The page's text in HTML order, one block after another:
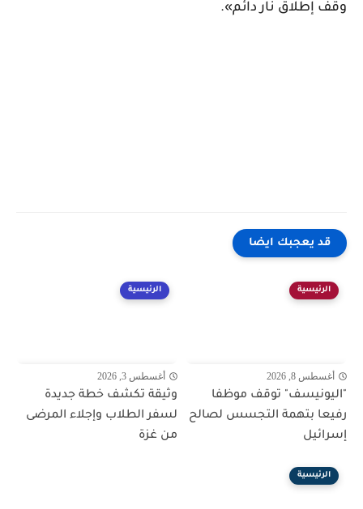
وقف إطلاق نار دائم».
قد يعجبك ايضا
الرئيسية
أغسطس 8, 2026
"اليونيسف" توقف موظفا
رفيعا بتهمة التجسس لصالح
إسرائيل
الرئيسية
أغسطس 3, 2026
وثيقة تكشف خطة جديدة
لسفر الطلاب وإجلاء المرضى
من غزة
الرئيسية